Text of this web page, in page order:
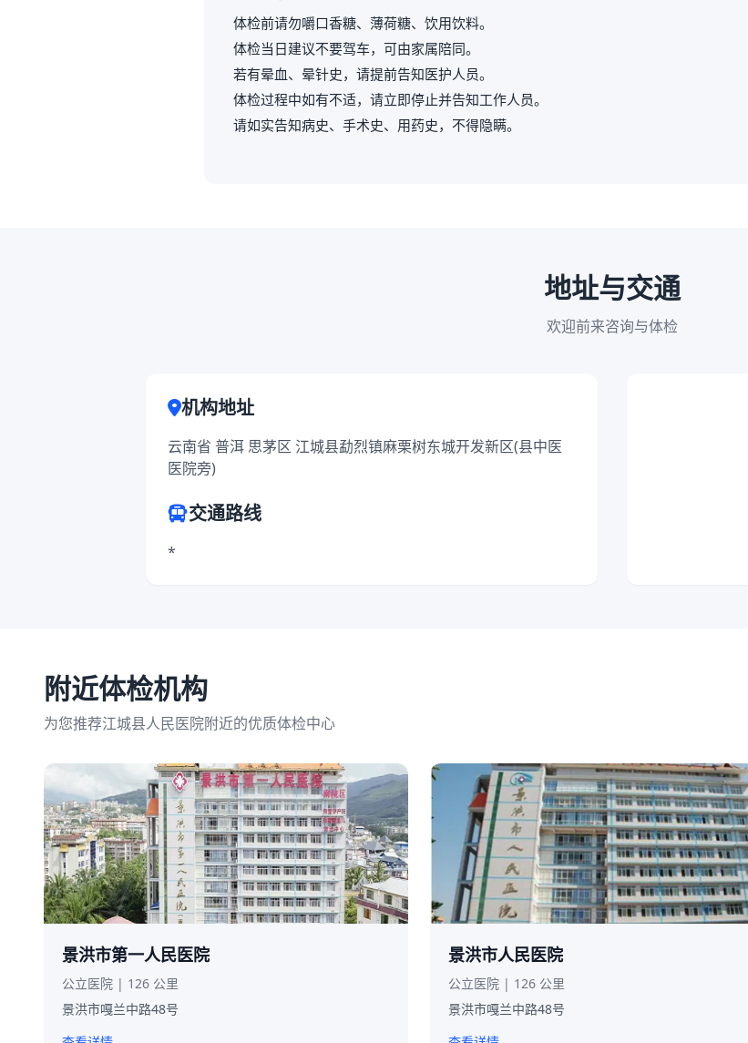
体检前请勿嚼口香糖、薄荷糖、饮用饮料。
体检当日建议不要驾车，可由家属陪同。
若有晕血、晕针史，请提前告知医护人员。
体检过程中如有不适，请立即停止并告知工作人员。
请如实告知病史、手术史、用药史，不得隐瞒。
地址与交通
欢迎前来咨询与体检
机构地址
云南省 普洱 思茅区 江城县勐烈镇麻栗树东城开发新区(县中医
医院旁)
交通路线
*
附近体检机构
为您推荐江城县人民医院附近的优质体检中心
景洪市第一人民医院
公立医院 | 126 公里
景洪市嘎兰中路48号
景洪市人民医院
公立医院 | 126 公里
景洪市嘎兰中路48号